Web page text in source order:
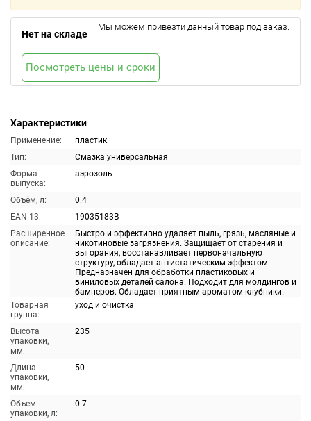
Характеристики
Применение:
пластик
Тип:
Смазка универсальная
Форма
выпуска:
аэрозоль
Объём, л:
0.4
EAN-13:
19035183B
Расширенное
описание:
Быстро и эффективно удаляет пыль, грязь, масляные и
никотиновые загрязнения. Защищает от старения и
выгорания, восстанавливает первоначальную
структуру, обладает антистатическим эффектом.
Предназначен для обработки пластиковых и
виниловых деталей салона. Подходит для молдингов и
бамперов. Обладает приятным ароматом клубники.
Товарная
группа:
уход и очистка
Высота
упаковки,
мм:
235
Длина
упаковки,
мм:
50
Объем
упаковки, л:
0.7
Нет на складе
Мы можем привезти данный товар под заказ.
Посмотреть цены и сроки